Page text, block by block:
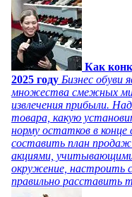
Как
2025 году Бизнес обуви
множества смежных
извлечения прибыли.
товара, какую
норму остатков в
составить план
акциями, учитывающими
окружение, настроить
правильно расставить